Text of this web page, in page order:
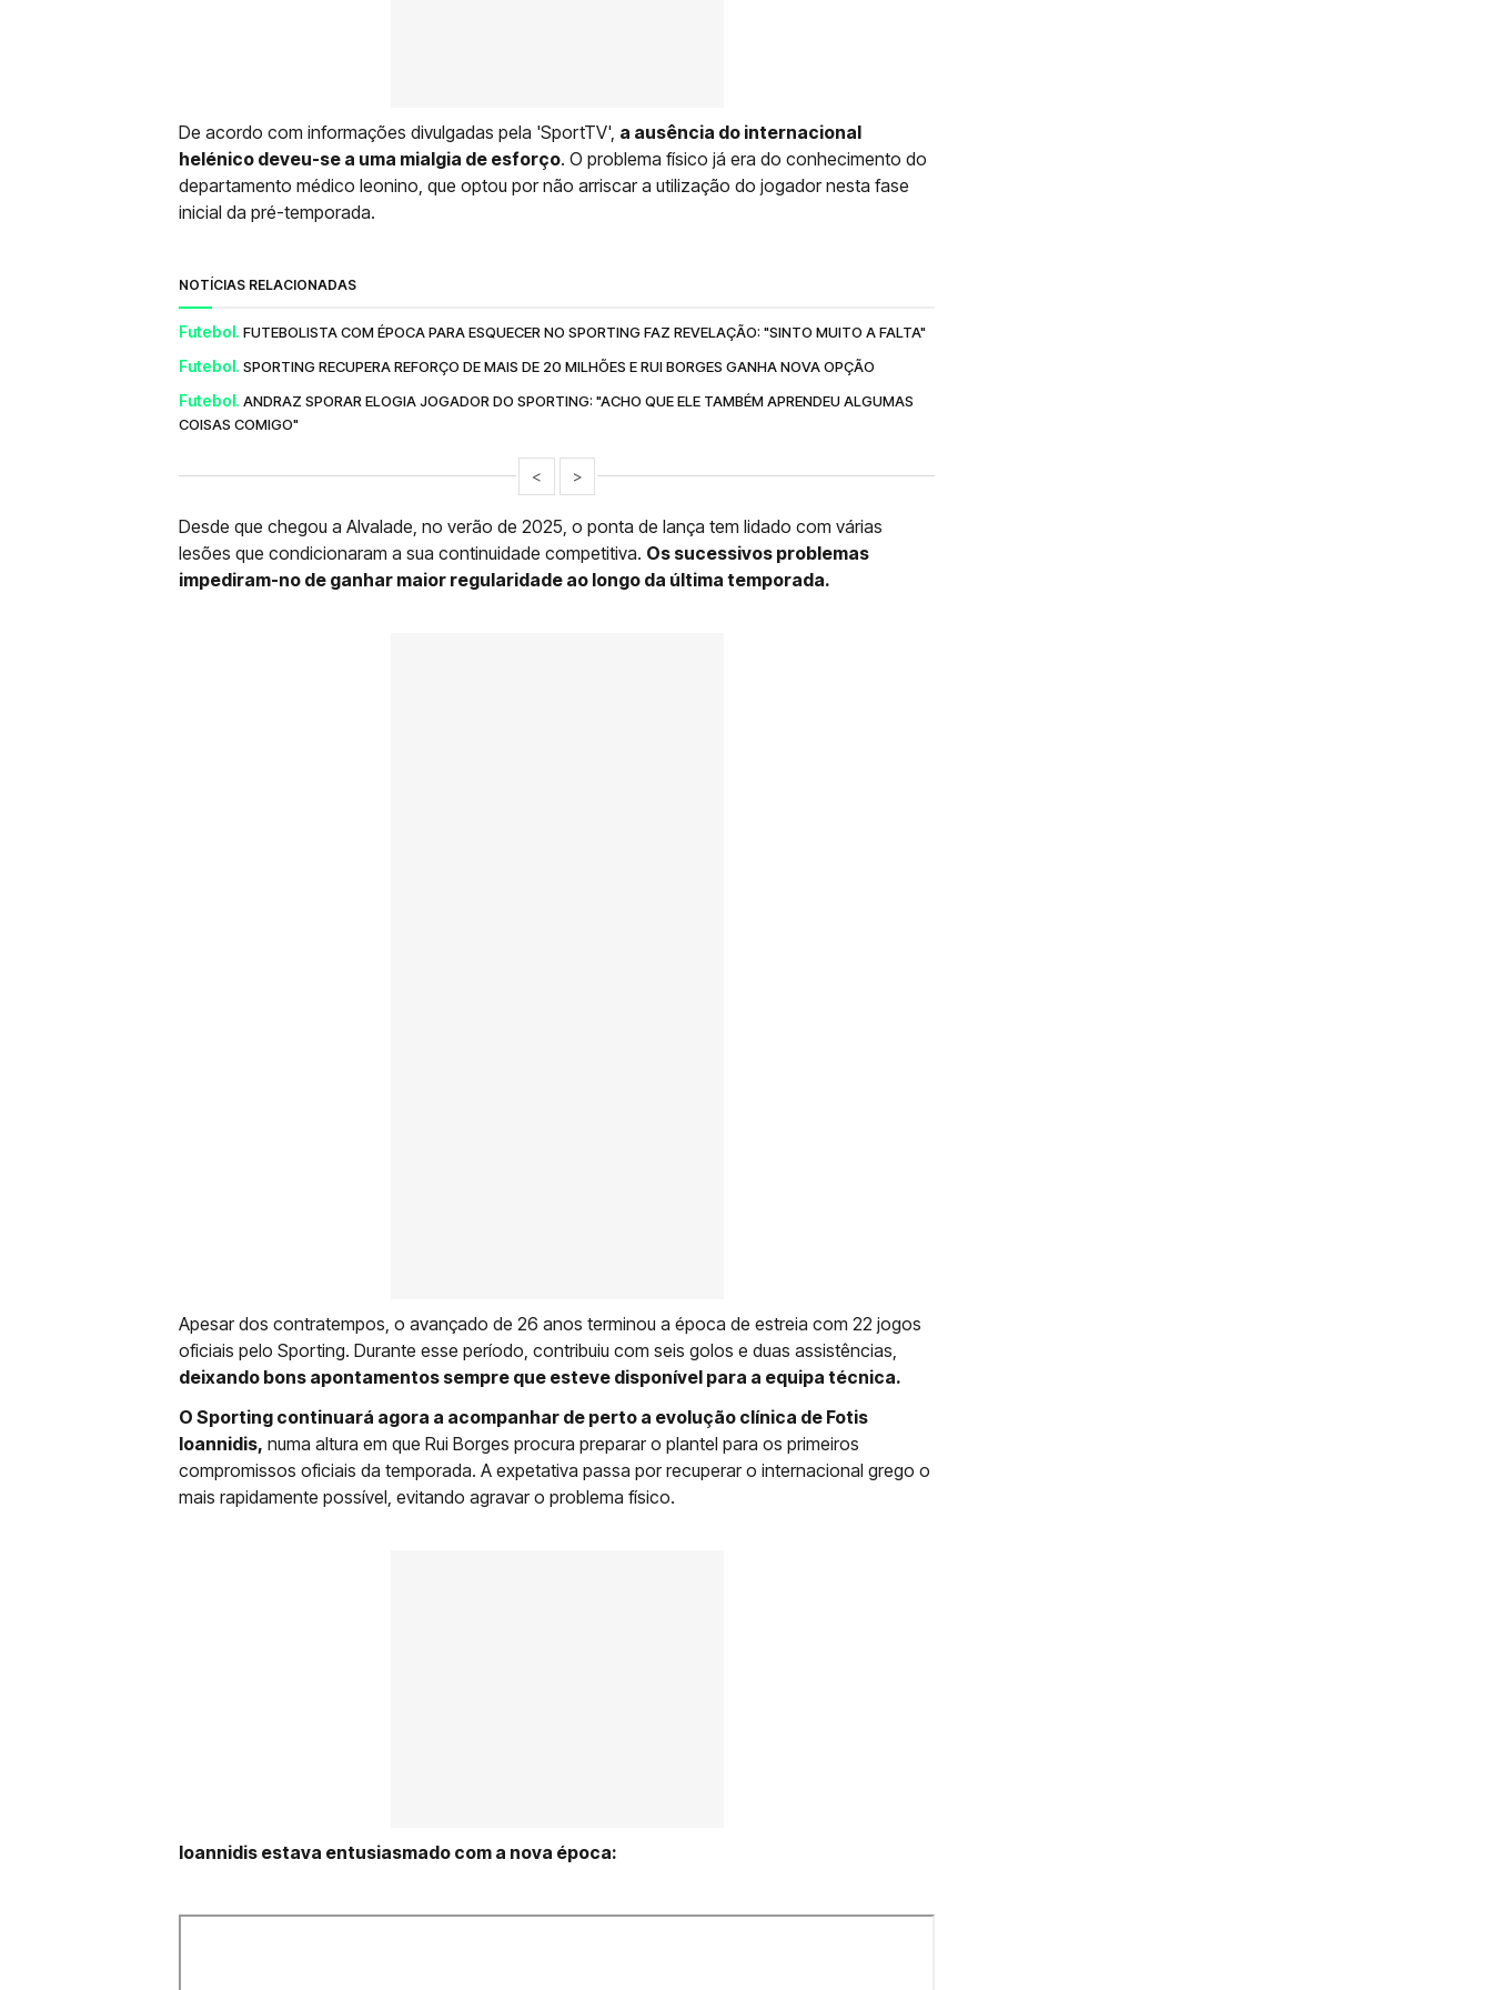
De acordo com informações divulgadas pela 'SportTV', a ausência do internacional
helénico deveu-se a uma mialgia de esforço. O problema físico já era do conhecimento do
departamento médico leonino, que optou por não arriscar a utilização do jogador nesta fase
inicial da pré-temporada.
NOTÍCIAS RELACIONADAS
Futebol. FUTEBOLISTA COM ÉPOCA PARA ESQUECER NO SPORTING FAZ REVELAÇÃO: "SINTO MUITO A FALTA"
Futebol. SPORTING RECUPERA REFORÇO DE MAIS DE 20 MILHÕES E RUI BORGES GANHA NOVA OPÇÃO
Futebol. ANDRAZ SPORAR ELOGIA JOGADOR DO SPORTING: "ACHO QUE ELE TAMBÉM APRENDEU ALGUMAS
COISAS COMIGO"
< >
Desde que chegou a Alvalade, no verão de 2025, o ponta de lança tem lidado com várias
lesões que condicionaram a sua continuidade competitiva. Os sucessivos problemas
impediram-no de ganhar maior regularidade ao longo da última temporada.
Apesar dos contratempos, o avançado de 26 anos terminou a época de estreia com 22 jogos
oficiais pelo Sporting. Durante esse período, contribuiu com seis golos e duas assistências,
deixando bons apontamentos sempre que esteve disponível para a equipa técnica.
O Sporting continuará agora a acompanhar de perto a evolução clínica de Fotis
Ioannidis, numa altura em que Rui Borges procura preparar o plantel para os primeiros
compromissos oficiais da temporada. A expetativa passa por recuperar o internacional grego o
mais rapidamente possível, evitando agravar o problema físico.
Ioannidis estava entusiasmado com a nova época: